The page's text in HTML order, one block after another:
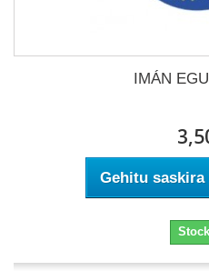
IMÁN
Gehitu saskira